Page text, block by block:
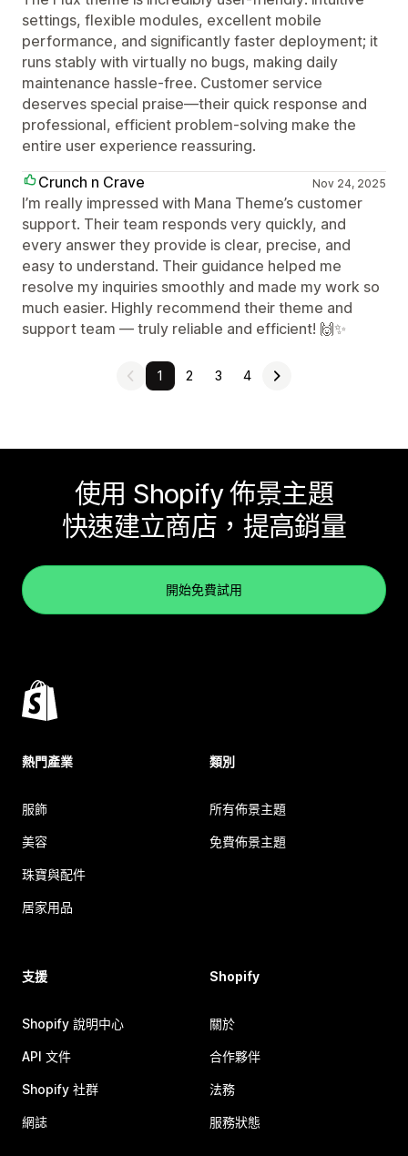
settings, flexible modules, excellent mobile
performance, and significantly faster deployment; it
runs stably with virtually no bugs, making daily
maintenance hassle-free. Customer service
deserves special praise—their quick response and
professional, efficient problem-solving make the
entire user experience reassuring.
Crunch n Crave
Nov 24, 2025
I’m really impressed with Mana Theme’s customer
support. Their team responds very quickly, and
every answer they provide is clear, precise, and
easy to understand. Their guidance helped me
resolve my inquiries smoothly and made my work so
much easier. Highly recommend their theme and
support team — truly reliable and efficient! 🙌✨
1 2 3 4
使用 Shopify 佈景主題
快速建立商店，提高銷量
開始免費試用
熱門產業
服飾
美容
珠寶與配件
居家用品
類別
所有佈景主題
免費佈景主題
支援
Shopify 說明中心
API 文件
Shopify 社群
網誌
Shopify
關於
合作夥伴
法務
服務狀態